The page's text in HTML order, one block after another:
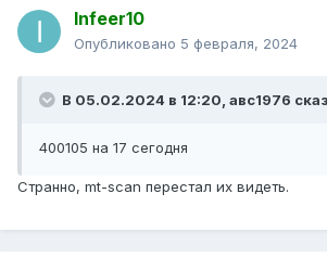
Infeer10
Опубликовано 5 февраля, 2024
В 05.02.2024 в 12:20, авс1976
400105 на 17 сегодня
Странно, mt-scan перестал их видеть.